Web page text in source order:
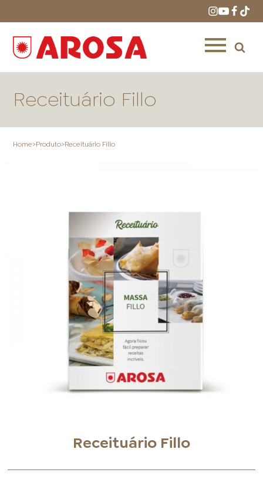
LOJAS AROSA
EMPRESA
Receituário Fillo
Home>Produto>Receituário Fillo
Receituário Fillo